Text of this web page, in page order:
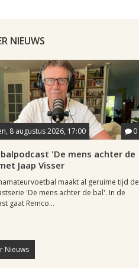
NIEUWS
8 augustus 2026, 17:00 0
'De mens achter de
Jaap Visser
maakt al geruime tijd de
'De mens achter de bal'. In de
gaat Remco...
Nieuws